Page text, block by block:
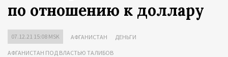
по отношению к доллару
07.12.21 15:08 MSK АФГАНИСТАН ДЕНЬГИ
АФГАНИСТАН ПОД ВЛАСТЬЮ ТАЛИБОВ